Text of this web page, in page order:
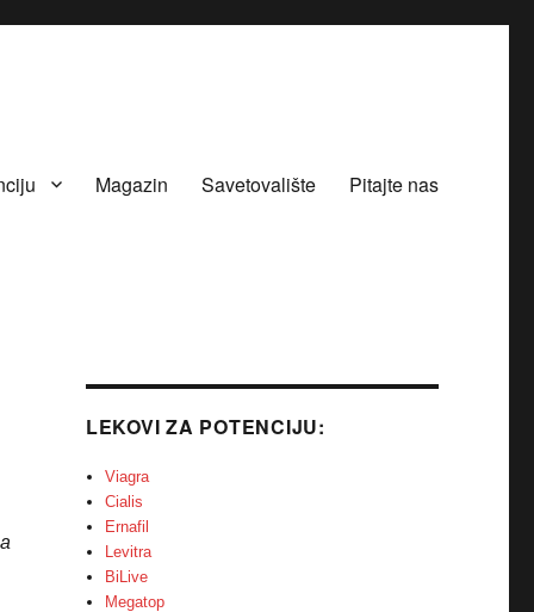
Magazin Savetovalište Pitajte nas
LEKOVI ZA POTENCIJU:
Viagra
Cialis
Ernafil
Levitra
BiLive
Megatop